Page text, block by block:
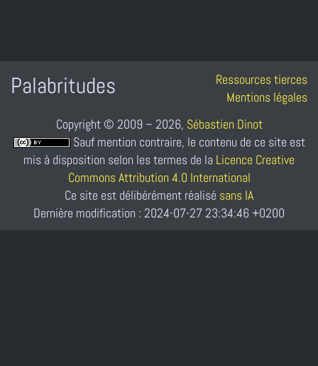
Palabritudes
Ressources tierces
Mentions légales
Copyright © 2009 – 2026, Sébastien Dinot
Sauf mention contraire, le contenu de ce site est
mis à disposition selon les termes de la Licence Creative
Commons Attribution 4.0 International
Ce site est délibérément réalisé sans IA
Dernière modification : 2024-07-27 23:34:46 +0200